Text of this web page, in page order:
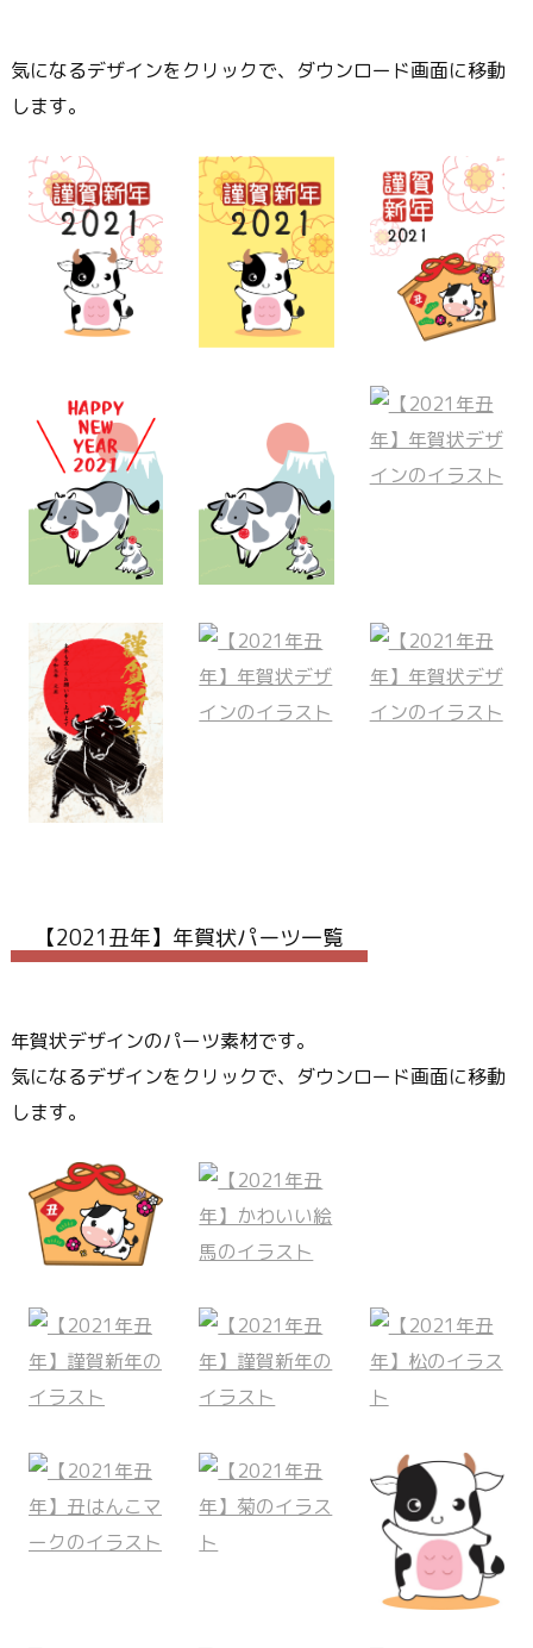
気になるデザインをクリックで、ダウンロード画面に移動
します。
【2021丑年】年賀状パーツ一覧
年賀状デザインのパーツ素材です。
気になるデザインをクリックで、ダウンロード画面に移動
します。